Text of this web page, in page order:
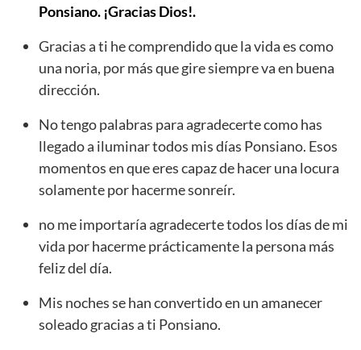
Ponsiano. ¡Gracias Dios!.
Gracias a ti he comprendido que la vida es como
una noria, por más que gire siempre va en buena
dirección.
No tengo palabras para agradecerte como has
llegado a iluminar todos mis días Ponsiano. Esos
momentos en que eres capaz de hacer una locura
solamente por hacerme sonreír.
no me importaría agradecerte todos los días de mi
vida por hacerme prácticamente la persona más
feliz del día.
Mis noches se han convertido en un amanecer
soleado gracias a ti Ponsiano.